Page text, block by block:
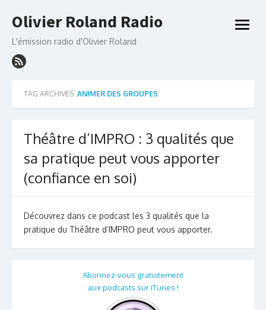
to
Olivier Roland Radio
L'émission radio d'Olivier Roland
open
TAG ARCHIVES: ANIMER DES GROUPES
Théâtre d’IMPRO : 3 qualités que
sa pratique peut vous apporter
(confiance en soi)
Découvrez dans ce podcast les 3 qualités que la
pratique du Théâtre d’IMPRO peut vous apporter.
Abonnez-vous gratuitement
aux podcasts sur iTunes !